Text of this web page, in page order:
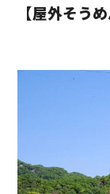
【屋外そう